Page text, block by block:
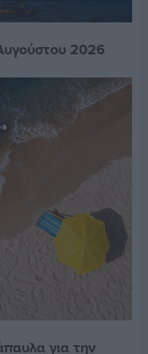
2026
για την